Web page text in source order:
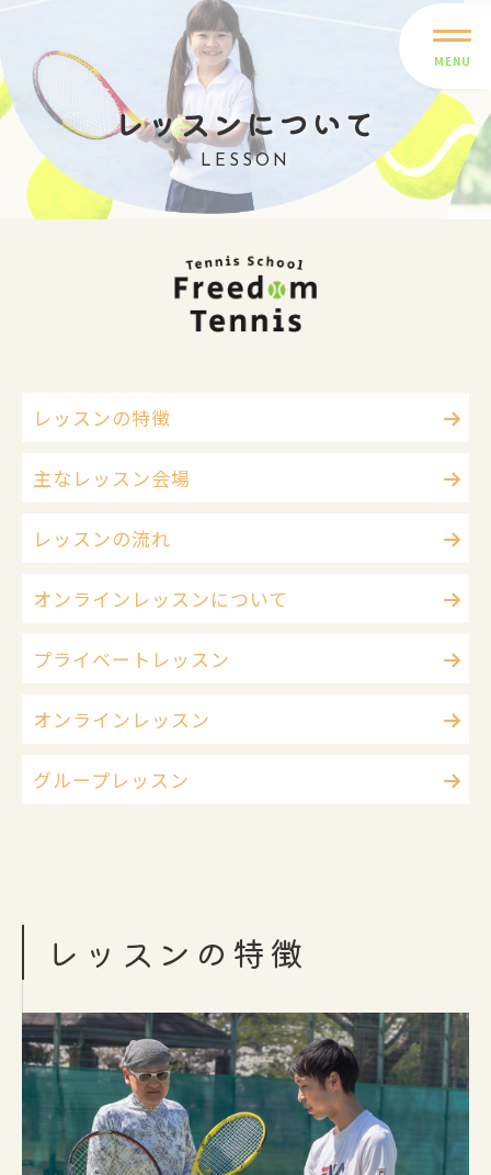
MENU
レッスンについて
LESSON
レッスンの特徴
主なレッスン会場
レッスンの流れ
オンラインレッスンについて
プライベートレッスン
オンラインレッスン
グループレッスン
レッスンの特徴